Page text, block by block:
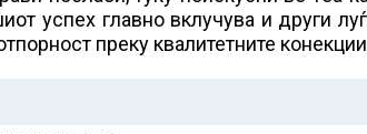
успех главно вклучува и други
преку квалитетните